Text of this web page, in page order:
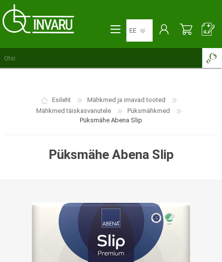
Esileht
Mähkmed ja imavad tooted
Mähkmed täiskasvanutele
Püksmähkmed
Püksmähe Abena Slip
Püksmähe Abena Slip